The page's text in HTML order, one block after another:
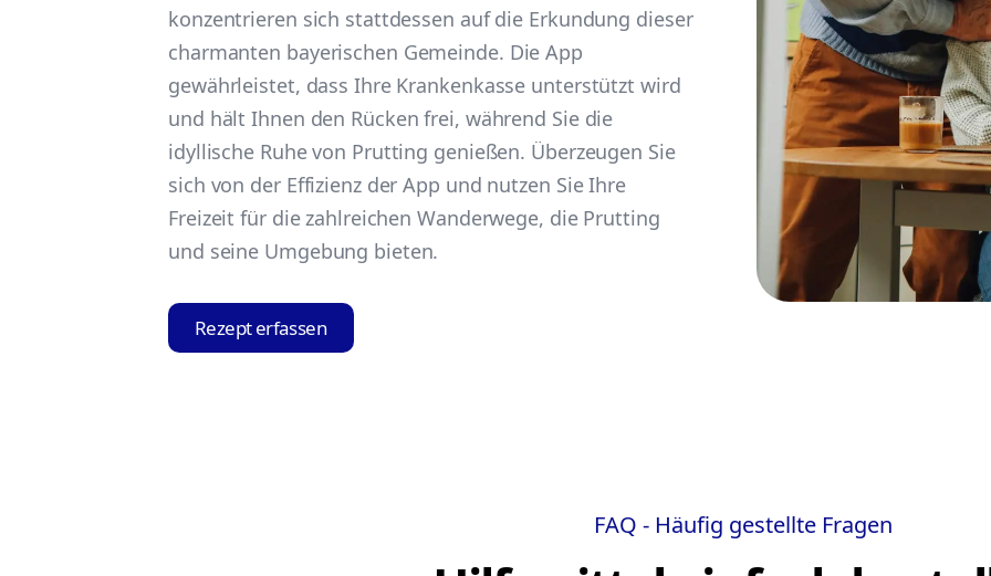
konzentrieren sich stattdessen auf die Erkundung dieser
charmanten bayerischen Gemeinde. Die App
gewährleistet, dass Ihre Krankenkasse unterstützt wird
und hält Ihnen den Rücken frei, während Sie die
idyllische Ruhe von Prutting genießen. Überzeugen Sie
sich von der Effizienz der App und nutzen Sie Ihre
Freizeit für die zahlreichen Wanderwege, die Prutting
und seine Umgebung bieten.
Rezept erfassen
FAQ - Häufig gestellte Fragen